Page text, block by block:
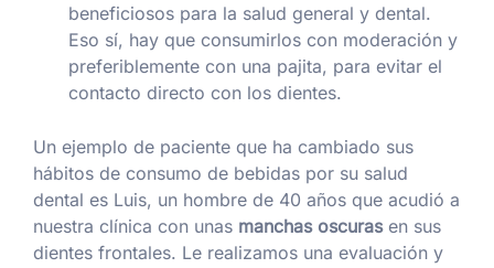
beneficiosos para la salud general y dental.
Eso sí, hay que consumirlos con moderación y
preferiblemente con una pajita, para evitar el
contacto directo con los dientes.
Un ejemplo de paciente que ha cambiado sus
hábitos de consumo de bebidas por su salud
dental es Luis, un hombre de 40 años que acudió a
nuestra clínica con unas manchas oscurasen sus
dientes frontales. Le realizamos una evaluación y